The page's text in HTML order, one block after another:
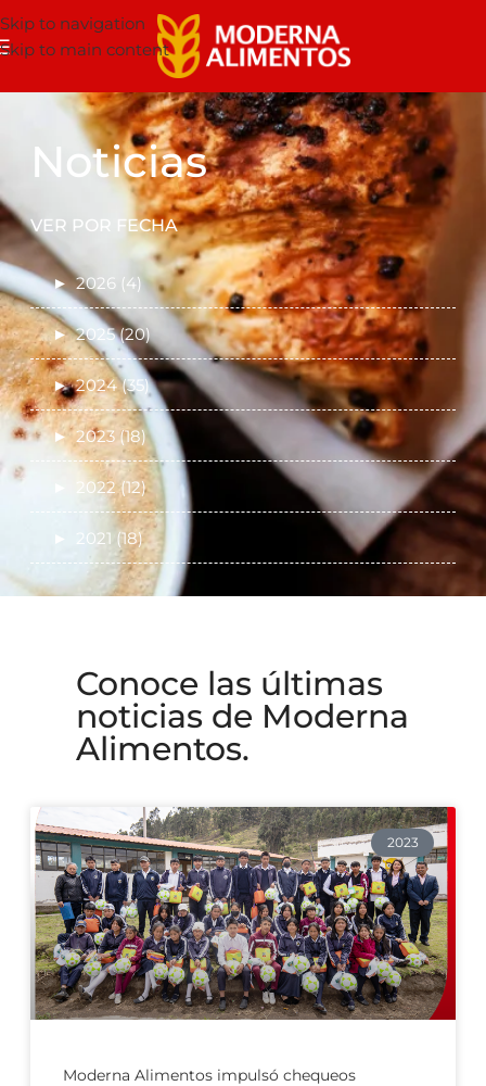
Skip to navigation
Skip to main content
Noticias
VER POR FECHA
► 2026 (4)
► 2025 (20)
► 2024 (35)
► 2023 (18)
2022 (12)
► 2021 (18)
Conoce las últimas
noticias de Moderna
Alimentos.
2023
Moderna Alimentos impulsó chequeos